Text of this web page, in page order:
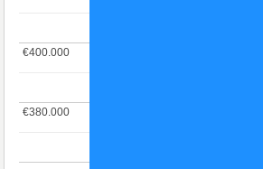
€380.000
€380.000
€400.000
€400.000